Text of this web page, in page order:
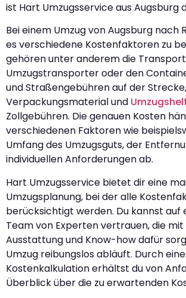
ist Hart Umzugsservice aus Augsburg
Bei einem Umzug von Augsburg nach
es verschiedene Kostenfaktoren zu
gehören unter anderem die
Umzugstransporter oder den
und Straßengebühren auf der
Verpackungsmaterial und
Zollgebühren. Die genauen Kosten
verschiedenen Faktoren wie
Umfang des Umzugsguts, der
individuellen Anforderungen ab.
Hart Umzugsservice bietet dir eine
Umzugsplanung, bei der alle
berücksichtigt werden. Du kannst auf
Team von Experten vertrauen, die
Ausstattung und Know-how dafür
Umzug reibungslos abläuft. Durch
Kostenkalkulation erhältst du von
Überblick über die zu erwartenden